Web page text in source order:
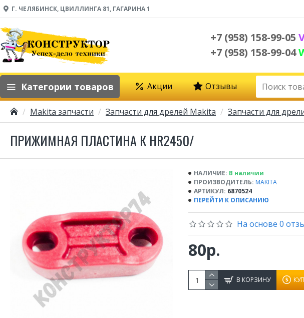
Г. ЧЕЛЯБИНСК, ЦВИЛЛИНГА 81, ГАГАРИНА 1
+7 (958) 158-99-05
+7 (958) 158-99-04
Категории товаров Акции Отзывы
Makita запчасти Запчасти для дрелей Makita Запчасти для
ПРИЖИМНАЯ ПЛАСТИНА К HR2450/
НАЛИЧИЕ: В наличии
ПРОИЗВОДИТЕЛЬ: MAKITA
АРТИКУЛ: 6870524
ПЕРЕЙТИ К ОПИСАНИЮ
На основе 0
80р.
В КОРЗИНУ